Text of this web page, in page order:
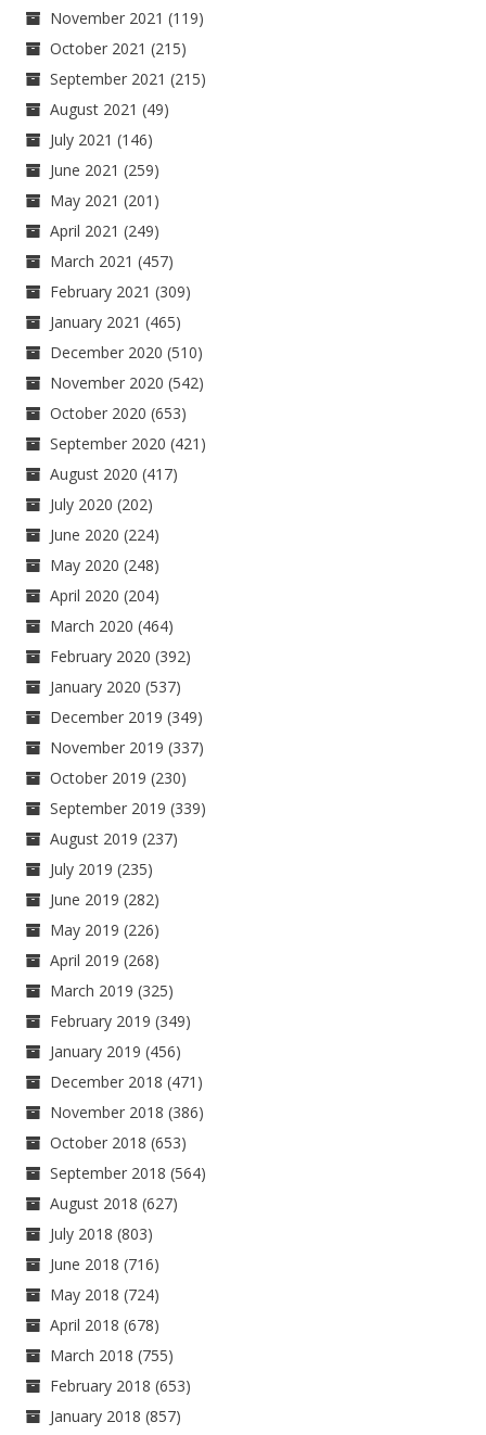
November 2021 (119)
October 2021 (215)
September 2021 (215)
August 2021 (49)
July 2021 (146)
June 2021 (259)
May 2021 (201)
April 2021 (249)
March 2021 (457)
February 2021 (309)
January 2021 (465)
December 2020 (510)
November 2020 (542)
October 2020 (653)
September 2020 (421)
August 2020 (417)
July 2020 (202)
June 2020 (224)
May 2020 (248)
April 2020 (204)
March 2020 (464)
February 2020 (392)
January 2020 (537)
December 2019 (349)
November 2019 (337)
October 2019 (230)
September 2019 (339)
August 2019 (237)
July 2019 (235)
June 2019 (282)
May 2019 (226)
April 2019 (268)
March 2019 (325)
February 2019 (349)
January 2019 (456)
December 2018 (471)
November 2018 (386)
October 2018 (653)
September 2018 (564)
August 2018 (627)
July 2018 (803)
June 2018 (716)
May 2018 (724)
April 2018 (678)
March 2018 (755)
February 2018 (653)
January 2018 (857)